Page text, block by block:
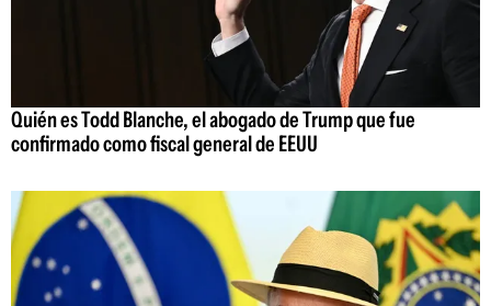
Quién es Todd Blanche, el abogado de Trump que fue
confirmado como fiscal general de EEUU